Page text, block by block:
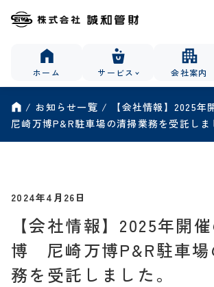
ホーム サービス 会社案内
お知らせ一覧
【会社情報】2025
尼崎万博P&R駐車場の清掃業務を受託しま
2024年4月26日
【会社情報】2025年開
博 尼崎万博P&R駐車場
務を受託しました。